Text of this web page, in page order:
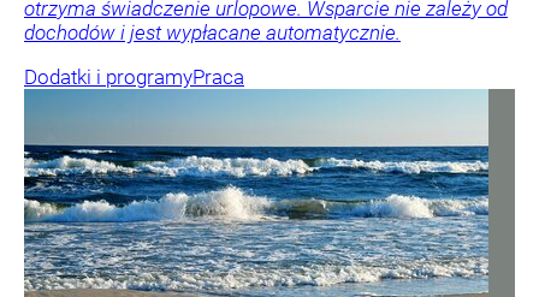
otrzyma świadczenie urlopowe. Wsparcie nie zależy od
dochodów i jest wypłacane automatycznie.
Dodatki i programyPraca